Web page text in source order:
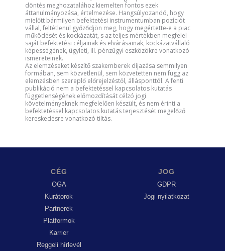
döntés meghozatalához kiemelten fontos ezek
áttanulmányozása, értelmezése. Hangsúlyozandó, hogy
mielőtt bármilyen befektetési instrumentumban pozíciót
vállal, feltétlenül győződjön meg, hogy megértette-e a piac
működését és kockázatát, s az teljes mértékben megfelel
saját befektetési céljainak és elvárásainak, kockázatvállaló
képességének, ügyleti, ill. pénzügyi eszközökre vonatkozó
ismereteinek.
Az elemzéseket készítő szakemberek díjazása semmilyen
formában, sem közvetlenül, sem közvetetten nem függ az
elemzésben szereplő előrejelzéstől, állásponttól. A fenti
publikáció nem a befektetéssel kapcsolatos kutatás
függetlenségének előmozdítását célzó jogi
követelményeknek megfelelően készült, és nem érinti a
befektetéssel kapcsolatos kutatás terjesztését megelőző
kereskedésre vonatkozó tiltás.
CÉG
OGA
Kurátorok
Partnerek
Platformok
Karrier
Reggeli hírlevél
JOG
GDPR
Jogi nyilatkozat